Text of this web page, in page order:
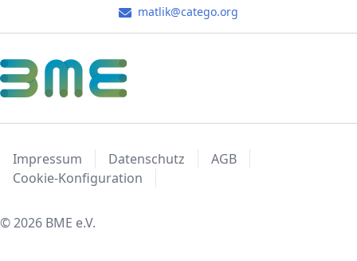
matlik@catego.org
Impressum Datenschutz
AGB
Cookie-Konfiguration
© 2026 BME e.V.